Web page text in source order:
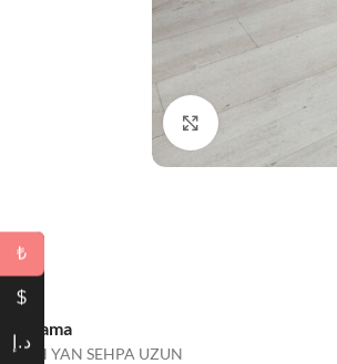
Büyütmek için
Açıklama
ZÜRİH YAN SEHPA UZUN
₺
$
د.إ